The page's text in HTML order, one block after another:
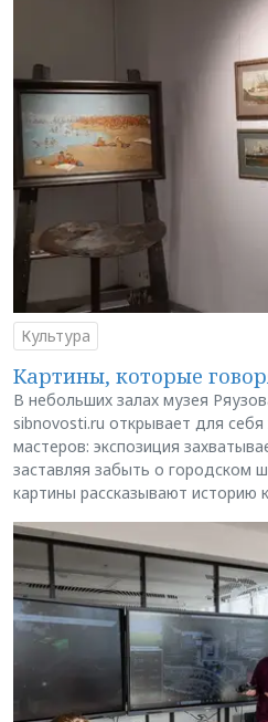
Культура
Картины, которые
В небольших залах музея
sibnovosti.ru открывает для
мастеров: экспозиция
заставляя забыть о городском
картины рассказывают историю